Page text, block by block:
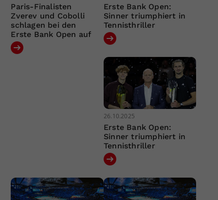
Paris-Finalisten
Zverev und Cobolli
schlagen bei den
Erste Bank Open auf
Erste Bank Open:
Sinner triumphiert in
Tennisthriller
26.10.2025
Erste Bank Open:
Sinner triumphiert in
Tennisthriller